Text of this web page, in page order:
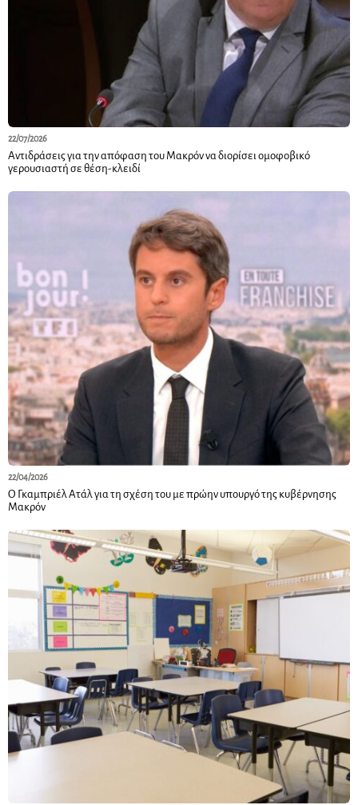
22/07/2026
Αντιδράσεις για την απόφαση του Μακρόν να διορίσει ομοφοβικό
γερουσιαστή σε θέση-κλειδί
22/04/2026
Ο Γκαμπριέλ Ατάλ για τη σχέση του με πρώην υπουργό της κυβέρνησης
Μακρόν